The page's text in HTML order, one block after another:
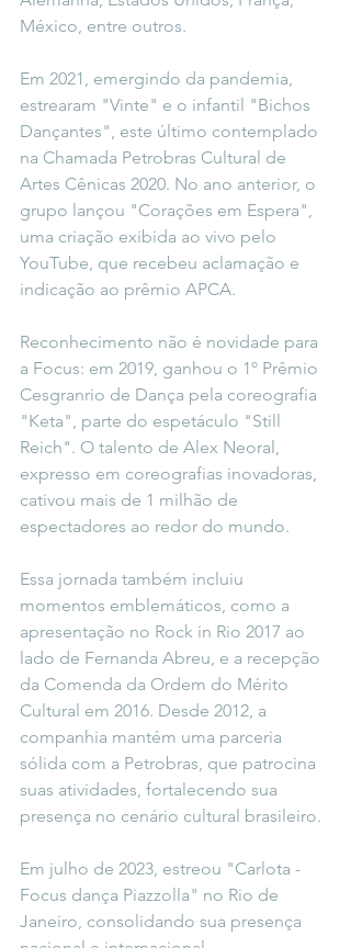
México, entre outros.
Em 2021, emergindo da pandemia,
estrearam "Vinte" e o infantil "Bichos
Dançantes", este último contemplado
na Chamada Petrobras Cultural de
Artes Cênicas 2020. No ano anterior, o
grupo lançou "Corações em Espera",
uma criação exibida ao vivo pelo
YouTube, que recebeu aclamação e
indicação ao prêmio APCA.
Reconhecimento não é novidade para
a Focus: em 2019, ganhou o 1º Prêmio
Cesgranrio de Dança pela coreografia
"Keta", parte do espetáculo "Still
Reich". O talento de Alex Neoral,
expresso em coreografias inovadoras,
cativou mais de 1 milhão de
espectadores ao redor do mundo.
Essa jornada também incluiu
momentos emblemáticos, como a
apresentação no Rock in Rio 2017 ao
lado de Fernanda Abreu, e a recepção
da Comenda da Ordem do Mérito
Cultural em 2016. Desde 2012, a
companhia mantém uma parceria
sólida com a Petrobras, que patrocina
suas atividades, fortalecendo sua
presença no cenário cultural brasileiro.
Em julho de 2023, estreou "Carlota -
Focus dança Piazzolla" no Rio de
Janeiro, consolidando sua presença